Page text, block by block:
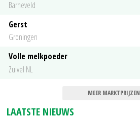
Barneveld
Gerst
Groningen
Volle melkpoeder
Zuivel NL
MEER MARKTPRIJZEN
LAATSTE NIEUWS